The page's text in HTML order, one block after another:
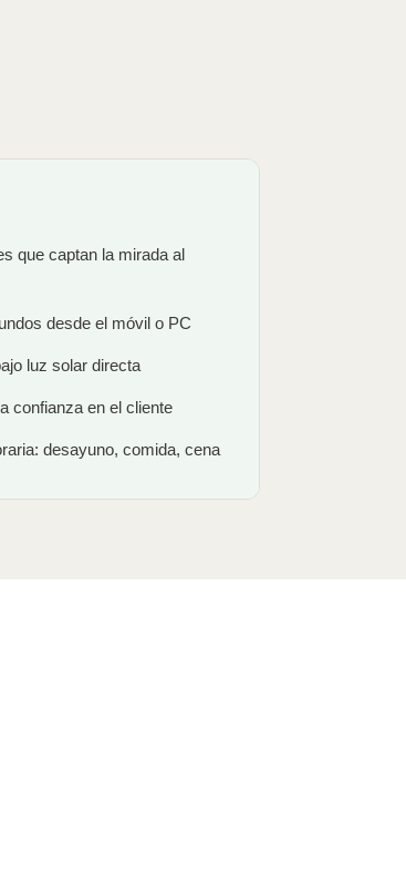
que captan la mirada al
desde el móvil o PC
luz solar directa
confianza en el cliente
desayuno, comida, cena